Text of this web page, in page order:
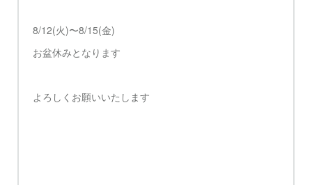
8/12(火)〜8/15(金)
お盆休みとなります
よろしくお願いいたします